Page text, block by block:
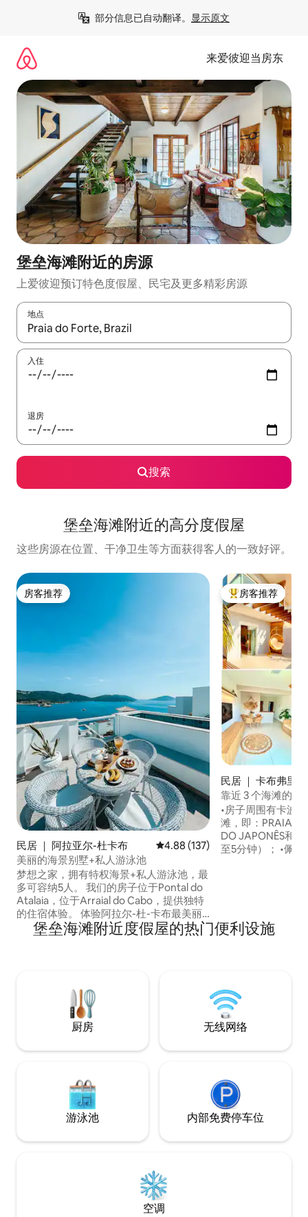
部分信息已自动翻译。 显示原文
来爱彼迎当房东
堡垒海滩附近的房源
上爱彼迎预订特色度假屋、民宅及更多精彩房源
地点
如有搜索结果，请使用上下方向键查看，或通过点击或滑动手势
入住
退房
搜索
堡垒海滩附近的高分度假屋
这些房源在位置、干净卫生等方面获得客人的一致好评。
房客推荐
房客推荐
民居 ｜ 阿拉亚尔-杜卡布 平均评分 4.88 分（满分 5 分），
4.88 (137)
美丽的海景别墅+私人游泳池
梦想之家，拥有特权海景+私人游泳池，最
多可容纳5人。 我们的房子位于Pontal do
Atalaia，位于Arraial do Cabo，提供独特
的住宿体验。 体验阿拉尔-杜-卡布最美丽
的海滩的特权，距离普兰哈斯-杜-庞塔尔
（Prainhas do Pontal）6分钟车程，或者
钟，可以看到日落 超级温馨的房子，最多
热门「房客推荐」
房客推荐
民居 ｜ 卡布弗里乌
靠近 3 个海滩的社
区
•房子周围有卡波
滩，即：PRAIA
DO JAPONÊS和
至5分钟）； •佩罗街区–卡波弗里奥/里约
区和私人泳池； •爱彼迎标准入住时间：下
堡垒海滩附近度假屋的热门便利设施
厨房 无线网络
游泳池 内部免费停车位
空调